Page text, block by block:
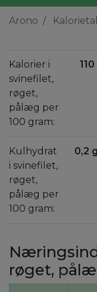
Arono
Kalorier i
svinefilet,
røget,
pålæg per
100 gram:
Kulhydrat
i svinefilet,
røget,
pålæg per
100 gram:
0,2
røget,